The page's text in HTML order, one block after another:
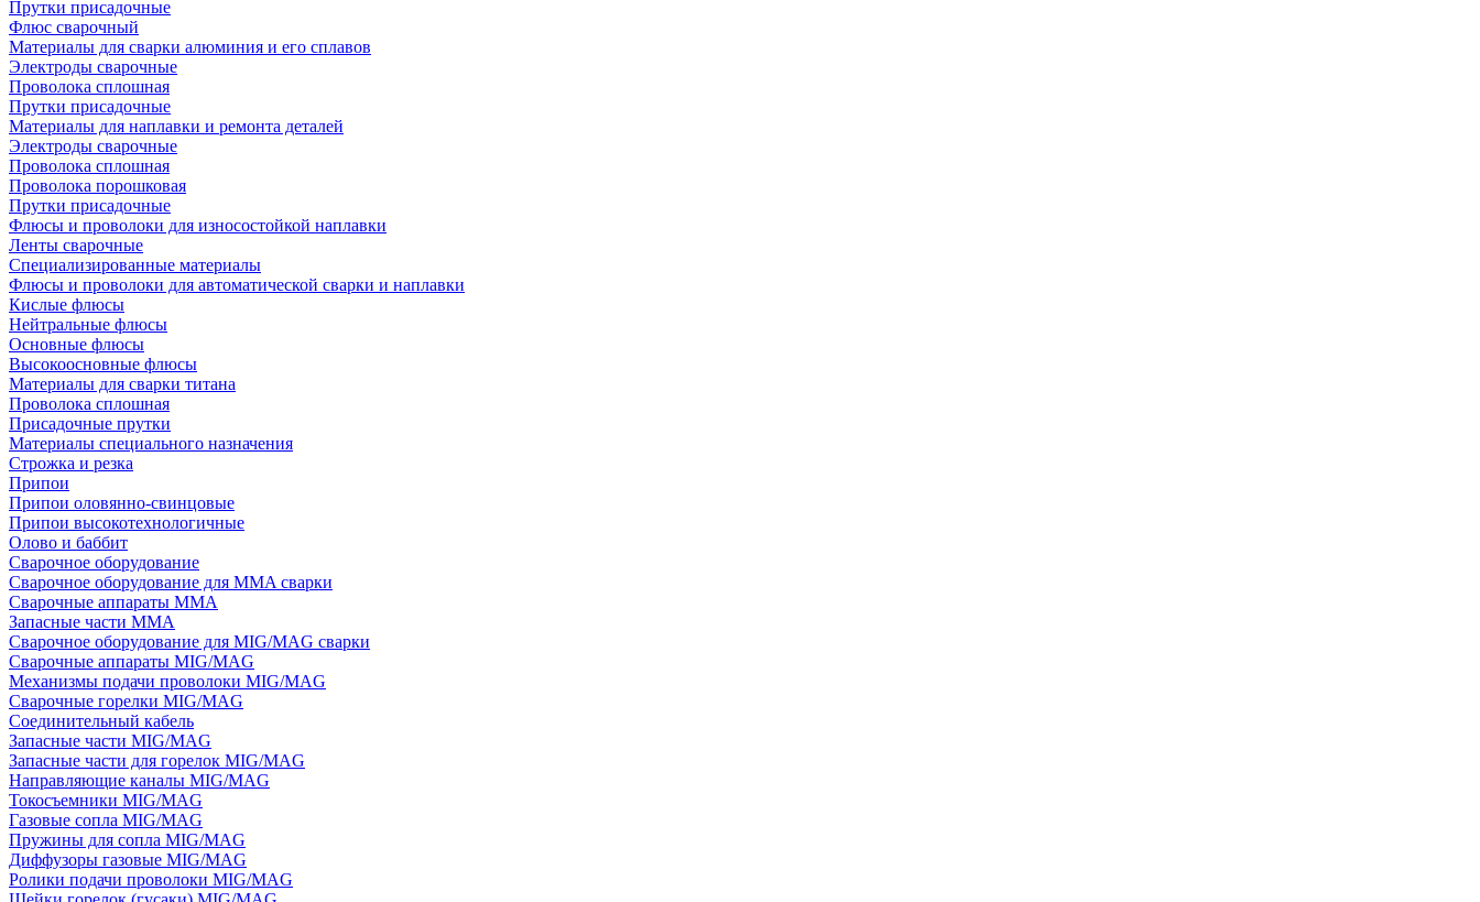
Прутки присадочные
Флюс сварочный
Материалы для сварки алюминия и его сплавов
Электроды сварочные
Проволока сплошная
Прутки присадочные
Материалы для наплавки и ремонта деталей
Электроды сварочные
Проволока сплошная
Проволока порошковая
Прутки присадочные
Флюсы и проволоки для износостойкой наплавки
Ленты сварочные
Специализированные материалы
Флюсы и проволоки для автоматической сварки и наплавки
Кислые флюсы
Нейтральные флюсы
Основные флюсы
Высокоосновные флюсы
Материалы для сварки титана
Проволока сплошная
Присадочные прутки
Материалы специального назначения
Строжка и резка
Припои
Припои оловянно-свинцовые
Припои высокотехнологичные
Олово и баббит
Сварочное оборудование
Сварочное оборудование для MMA сварки
Сварочные аппараты MMA
Запасные части MMA
Сварочное оборудование для MIG/MAG сварки
Сварочные аппараты MIG/MAG
Механизмы подачи проволоки MIG/MAG
Сварочные горелки MIG/MAG
Соединительный кабель
Запасные части MIG/MAG
Запасные части для горелок MIG/MAG
Направляющие каналы MIG/MAG
Токосъемники MIG/MAG
Газовые сопла MIG/MAG
Пружины для сопла MIG/MAG
Диффузоры газовые MIG/MAG
Ролики подачи проволоки MIG/MAG